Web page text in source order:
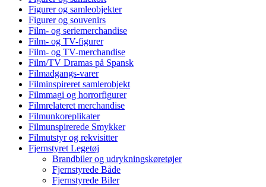
Figurer og samleobjekter
Figurer og souvenirs
Film- og seriemerchandise
Film- og TV-figurer
Film- og TV-merchandise
Film/TV Dramas på Spansk
Filmadgangs-varer
Filminspireret samlerobjekt
Filmmagi og horrorfigurer
Filmrelateret merchandise
Filmunkoreplikater
Filmunspirerede Smykker
Filmutstyr og rekvisitter
Fjernstyret Legetøj
Brandbiler og udrykningskøretøjer
Fjernstyrede Både
Fjernstyrede Biler